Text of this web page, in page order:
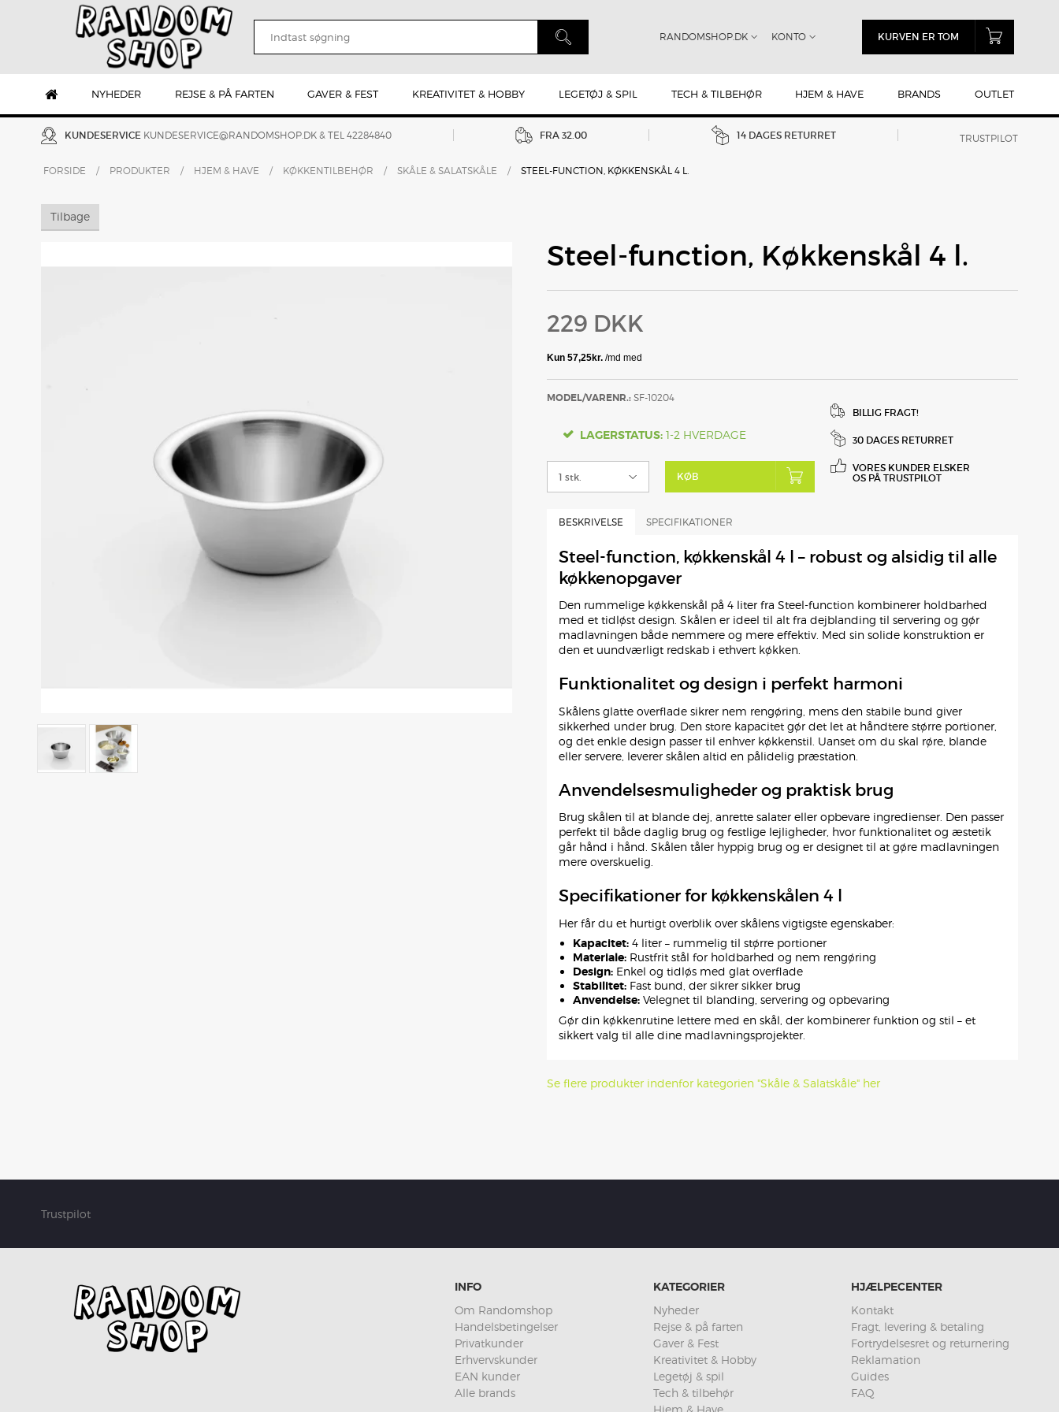
KURVEN ER TOM
NYHEDER REJSE & PÅ FARTEN GAVER & FEST KREATIVITET & HOBBY LEGETØJ & SPIL TECH & TILBEHØR HJEM & HAVE BRANDS OUTLET
RANDOMSHOP.DK KONTO
KUNDESERVICE KUNDESERVICE@RANDOMSHOP.DK & TEL 42284840 FRA 32.00 14 DAGES RETURRET TRUSTPILOT
FORSIDE / PRODUKTER / HJEM & HAVE / KØKKENTILBEHØR / SKÅLE & SALATSKÅLE / STEEL-FUNCTION, KØKKENSKÅL 4 L.
Tilbage
Steel-function, Køkkenskål 4 l.
229 DKK
MODEL/VARENR.: SF-10204
LAGERSTATUS: 1-2 HVERDAGE
KØB
BILLIG FRAGT!
30 DAGES RETURRET
VORES KUNDER ELSKER
OS PÅ TRUSTPILOT
BESKRIVELSE SPECIFIKATIONER
Steel-function, køkkenskål 4 l – robust og alsidig til alle
køkkenopgaver
Den rummelige køkkenskål på 4 liter fra Steel-function kombinerer holdbarhed
med et tidløst design. Skålen er ideel til alt fra dejblanding til servering og gør
madlavningen både nemmere og mere effektiv. Med sin solide konstruktion er
den et uundværligt redskab i ethvert køkken.
Funktionalitet og design i perfekt harmoni
Skålens glatte overflade sikrer nem rengøring, mens den stabile bund giver
sikkerhed under brug. Den store kapacitet gør det let at håndtere større portioner,
og det enkle design passer til enhver køkkenstil. Uanset om du skal røre, blande
eller servere, leverer skålen altid en pålidelig præstation.
Anvendelsesmuligheder og praktisk brug
Brug skålen til at blande dej, anrette salater eller opbevare ingredienser. Den passer
perfekt til både daglig brug og festlige lejligheder, hvor funktionalitet og æstetik
går hånd i hånd. Skålen tåler hyppig brug og er designet til at gøre madlavningen
mere overskuelig.
Specifikationer for køkkenskålen 4 l
Her får du et hurtigt overblik over skålens vigtigste egenskaber:
Kapacitet:4 liter – rummelig til større portioner
Materiale:Rustfrit stål for holdbarhed og nem rengøring
Design:Enkel og tidløs med glat overflade
Stabilitet:Fast bund, der sikrer sikker brug
Anvendelse:Velegnet til blanding, servering og opbevaring
Gør din køkkenrutine lettere med en skål, der kombinerer funktion og stil – et
sikkert valg til alle dine madlavningsprojekter.
Se flere produkter indenfor kategorien "Skåle & Salatskåle" her
Trustpilot
INFO
Om Randomshop
Handelsbetingelser
Privatkunder
Erhvervskunder
EAN kunder
Alle brands
KATEGORIER
Nyheder
Rejse & på farten
Gaver & Fest
Kreativitet & Hobby
Legetøj & spil
Tech & tilbehør
HJÆLPECENTER
Kontakt
Fragt, levering & betaling
Fortrydelsesret og returnering
Reklamation
Guides
FAQ